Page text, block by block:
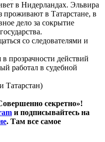
в Нидерландах. Эльвира
в Татарстане, в
дело за сокрытие
со следователями и
в прозрачности действий
работал в судебной
Татарстан)
секретно»!
и подписывайтесь на
. Там все самое